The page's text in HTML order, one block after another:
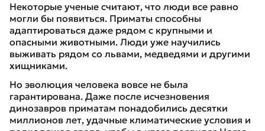
Некоторые ученые считают, что люди все равно
могли бы появиться. Приматы способны
адаптироваться даже рядом с крупными и
опасными животными. Люди уже научились
выживать рядом со львами, медведями и другими
хищниками.
Но эволюция человека вовсе не была
гарантирована. Даже после исчезновения
динозавров приматам понадобились десятки
миллионов лет, удачные климатические условия и